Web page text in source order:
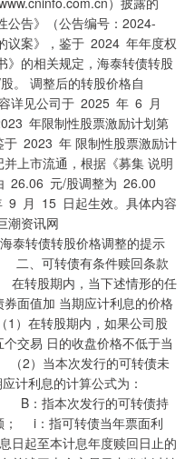
公告》（公告编号：2024-
议案》，鉴于 2024 年年度权
》的相关规定，海泰转债转股
。 调整后的转股价格自
详见公司于 2025 年 6 月
年限制性股票激励计划第
于 2023 年 限制性股票激励计
上市流通，根据《募集 说明
26.06 元/股调整为 26.00
9 月 15 日起生效。具体内容
资讯网
泰转债转股价格调整的提示
二、可转债有条件赎回条款
转股期内，当下述情形的任
面值加 当期应计利息的价格
）在转股期内，如果公司股
交易 日的收盘价格不低于当
2）当本次发行的可转债未
利息的计算公式为：
B：指本次发行的可转债持
； i：指可转债当年票面利
起至本计息年度赎回日止的